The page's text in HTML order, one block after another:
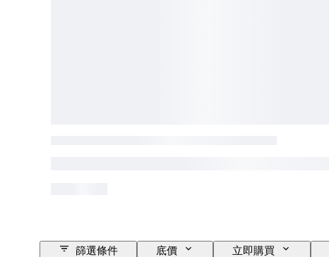
篩選條件 底價 立即購買